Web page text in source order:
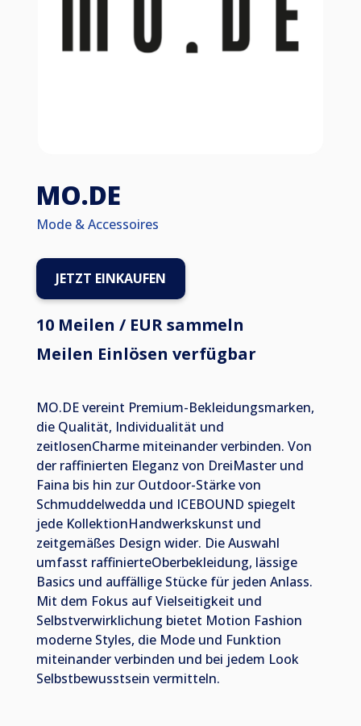
MO.DE
Mode & Accessoires
JETZT EINKAUFEN
10 Meilen / EUR sammeln
Meilen Einlösen verfügbar
MO.DE vereint Premium-Bekleidungsmarken,
die Qualität, Individualität und
zeitlosenCharme miteinander verbinden. Von
der raffinierten Eleganz von DreiMaster und
Faina bis hin zur Outdoor-Stärke von
Schmuddelwedda und ICEBOUND spiegelt
jede KollektionHandwerkskunst und
zeitgemäßes Design wider. Die Auswahl
umfasst raffinierteOberbekleidung, lässige
Basics und auffällige Stücke für jeden Anlass.
Mit dem Fokus auf Vielseitigkeit und
Selbstverwirklichung bietet Motion Fashion
moderne Styles, die Mode und Funktion
miteinander verbinden und bei jedem Look
Selbstbewusstsein vermitteln.